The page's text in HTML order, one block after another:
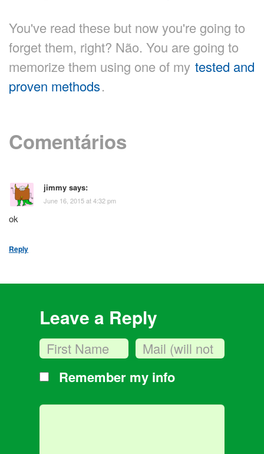
You've read these but now you're going to
forget them, right? Não. You are going to
memorize them using one of my tested and
proven methods.
Comentários
jimmy says:
June 16, 2015 at 4:32 pm
ok
Reply
Leave a Reply
Remember my info